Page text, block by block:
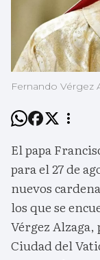
Fernando Vérgez
El papa
para el 27 de
nuevos
los que se
Vérgez
Ciudad del